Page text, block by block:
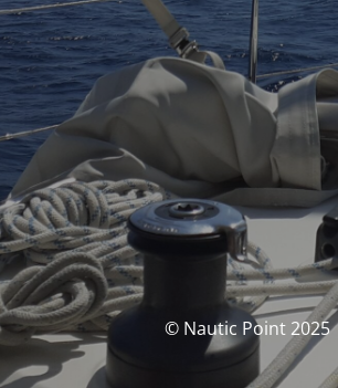
© Nautic Point 2025